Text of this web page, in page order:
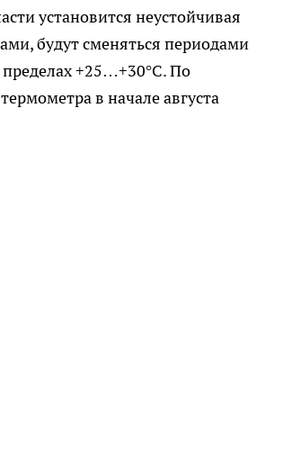
установится неустойчивая
будут сменяться периодами
пределах +25…+30°C. По
в начале августа